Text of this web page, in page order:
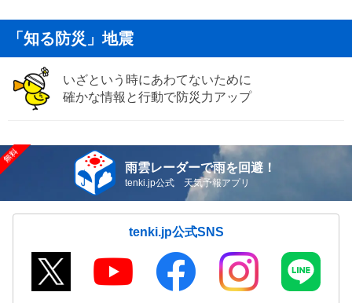
「知る防災」地震
いざという時にあわてないために
確かな情報と行動で防災力アップ
雨雲レーダーで雨を回避！
tenki.jp公式 天気予報アプリ
tenki.jp公式SNS